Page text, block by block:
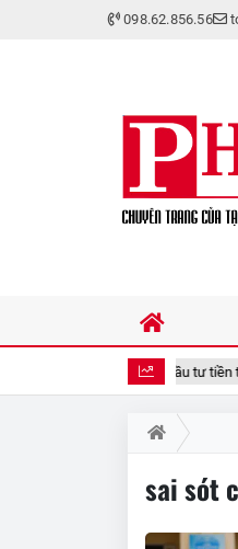
098.62.856.56
Mẹ đảm TP.HCM đầu tư tiền tỷ
sai sót